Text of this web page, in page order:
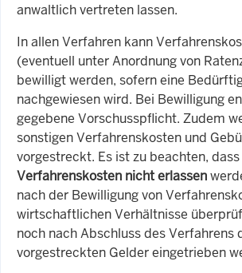
anwaltlich vertreten lassen.
In allen Verfahren kann
(eventuell unter Anordnung von
bewilligt werden, sofern eine
nachgewiesen wird. Bei Bewilligung
gegebene Vorschusspflicht. Zudem
sonstigen Verfahrenskosten und
vorgestreckt. Es ist zu beachten,
Verfahrenskosten nicht erlassen
nach der Bewilligung von
wirtschaftlichen Verhältnisse
noch nach Abschluss des Verfahrens
vorgestreckten Gelder eingetrieben